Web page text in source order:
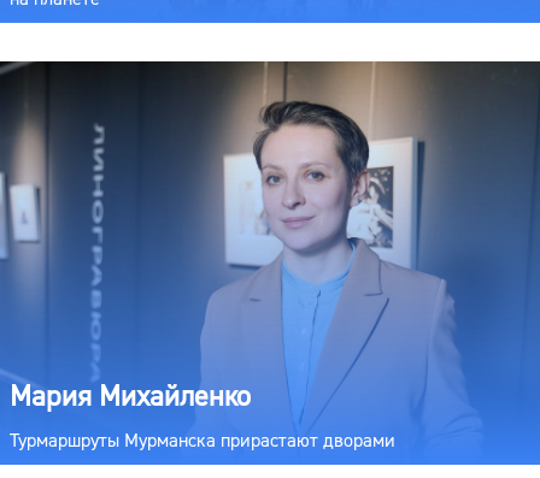
Мария Михайленко
Турмаршруты Мурманска прирастают дворами